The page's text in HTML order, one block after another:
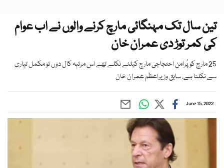
تین سال تک مہنگائی مارچ کرنے والوں نے اب عوام
کی کمر توڑ دی عمران خان
25 مارچ کو پُرامن احتجاجی مارچ کیلئے نکلے تھے اس مرتبہ کال دوں تو مکمل تیاری
سے نکلنا ہے، سابق وزیراعظم عمران خان
June 15, 2022